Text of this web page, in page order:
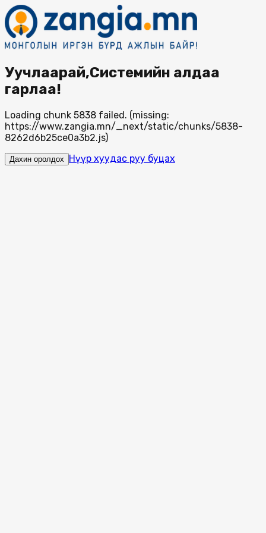
Уучлаарай,Системийн алдаа
гарлаа!
Loading chunk 5838 failed. (missing:
https://www.zangia.mn/_next/static/chunks/5838-
8262d6b25ce0a3b2.js)
Дахин оролдох Нүүр хуудас руу буцах